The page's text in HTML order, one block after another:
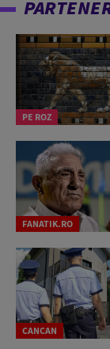
PE ROZ
FANATIK.RO
CANCAN